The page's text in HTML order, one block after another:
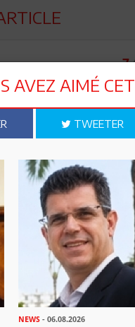
7
AVEZ AIMÉ
TWEETER
NEWS - 06.08.2026